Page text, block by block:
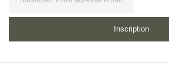
Inscription